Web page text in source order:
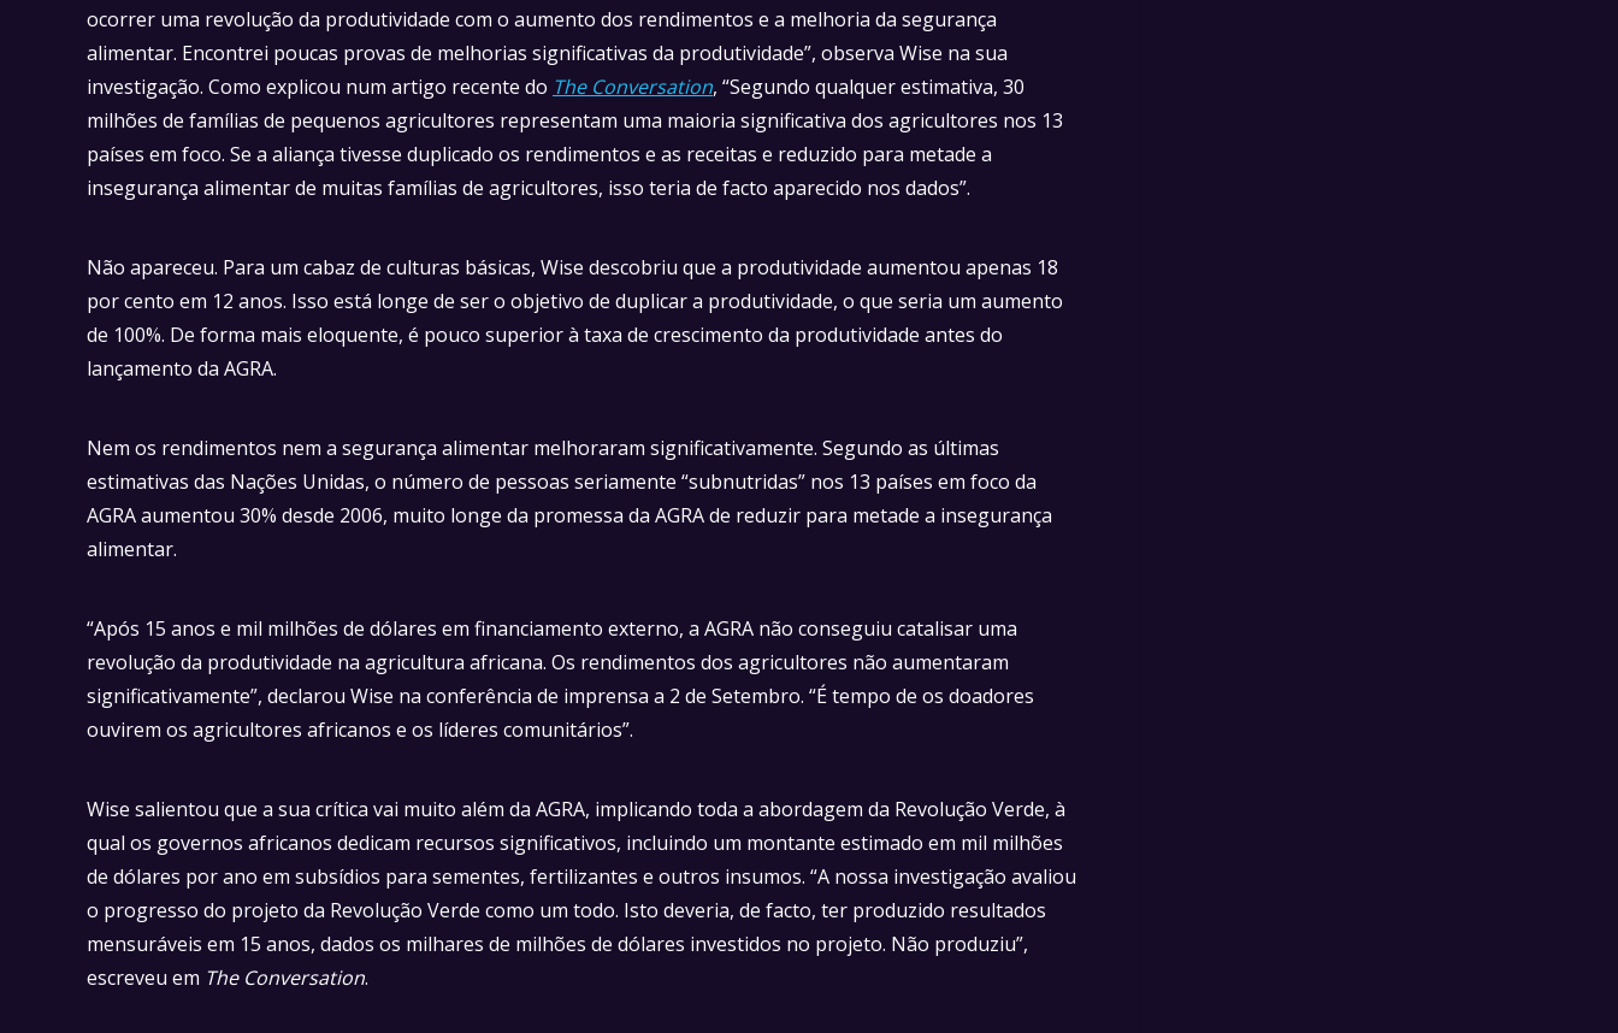
ocorrer uma revolução da produtividade com o aumento dos rendimentos e a melhoria da segurança
alimentar. Encontrei poucas provas de melhorias significativas da produtividade”, observa Wise na sua
investigação. Como explicou num artigo recente do The Conversation, “Segundo qualquer estimativa, 30
milhões de famílias de pequenos agricultores representam uma maioria significativa dos agricultores nos 13
países em foco. Se a aliança tivesse duplicado os rendimentos e as receitas e reduzido para metade a
insegurança alimentar de muitas famílias de agricultores, isso teria de facto aparecido nos dados”.
Não apareceu. Para um cabaz de culturas básicas, Wise descobriu que a produtividade aumentou apenas 18
por cento em 12 anos. Isso está longe de ser o objetivo de duplicar a produtividade, o que seria um aumento
de 100%. De forma mais eloquente, é pouco superior à taxa de crescimento da produtividade antes do
lançamento da AGRA.
Nem os rendimentos nem a segurança alimentar melhoraram significativamente. Segundo as últimas
estimativas das Nações Unidas, o número de pessoas seriamente “subnutridas” nos 13 países em foco da
AGRA aumentou 30% desde 2006, muito longe da promessa da AGRA de reduzir para metade a insegurança
alimentar.
“Após 15 anos e mil milhões de dólares em financiamento externo, a AGRA não conseguiu catalisar uma
revolução da produtividade na agricultura africana. Os rendimentos dos agricultores não aumentaram
significativamente”, declarou Wise na conferência de imprensa a 2 de Setembro. “É tempo de os doadores
ouvirem os agricultores africanos e os líderes comunitários”.
Wise salientou que a sua crítica vai muito além da AGRA, implicando toda a abordagem da Revolução Verde, à
qual os governos africanos dedicam recursos significativos, incluindo um montante estimado em mil milhões
de dólares por ano em subsídios para sementes, fertilizantes e outros insumos. “A nossa investigação avaliou
o progresso do projeto da Revolução Verde como um todo. Isto deveria, de facto, ter produzido resultados
mensuráveis em 15 anos, dados os milhares de milhões de dólares investidos no projeto. Não produziu”,
escreveu em The Conversation.